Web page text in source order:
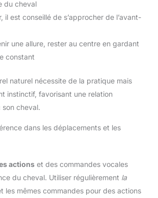
du cheval
il est conseillé de s’approcher de l’avant-
une allure, rester au centre en gardant
constant
naturel nécessite de la pratique mais
instinctif, favorisant une relation
son cheval.
dans les déplacements et les
actions et des commandes vocales
du cheval. Utiliser régulièrement la
les mêmes commandes pour des actions